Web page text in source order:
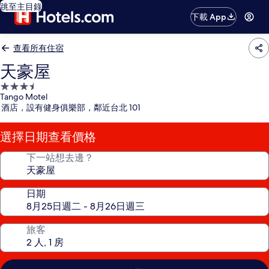
跳至主目錄
下載 App
查看所有住宿
天豪屋
3.5
星
級
住
宿
Tango Motel
酒店，設有健身俱樂部，鄰近台北 101
選擇日期查看價格
下一站想去邊？
日期
旅客